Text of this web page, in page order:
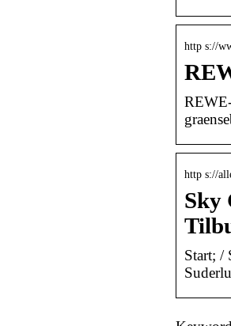
http s://
http s://
Sky
Start; /